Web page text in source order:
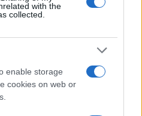
with the
collected.
enable storage
cookies on web or
tue segnalazioni,
al numero +39